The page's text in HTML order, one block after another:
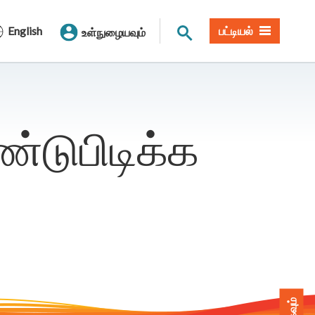
English உள்நுழையவும் தளத் தேடல்
பட்டியல்